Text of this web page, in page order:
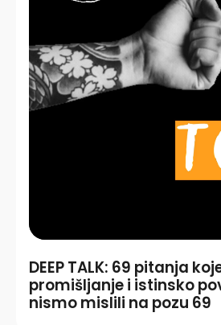
DEEP TALK: 69 pitanja
promišljanje i istinsko
nismo mislili na pozu 69